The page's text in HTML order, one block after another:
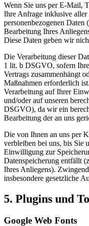
Wenn Sie uns per E-Mail,
Ihre Anfrage inklusive aller
personenbezogenen
Bearbeitung Ihres
Diese Daten geben wir
Die Verarbeitung dieser
1 lit. b DSGVO, sofern
Vertrags zusammenhängt
Maßnahmen erforderlich
Verarbeitung auf Ihrer
und/oder auf unseren
DSGVO), da wir ein
Bearbeitung der an uns
Die von Ihnen an uns per
verbleiben bei uns, bis Sie
Einwilligung zur
Datenspeicherung entfällt
Ihres Anliegens).
insbesondere gesetzliche
5. Plugins und
Google Web Fonts